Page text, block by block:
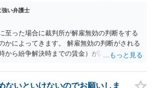
強い弁護士
至った場合に裁判所が解雇無効の判断をする
かによってきます。 解雇無効の判断がされる
から紛争解決時までの賃金）が認められるの
基準は、半年から１年程度の賃金相当額くら
件は、弁護士に具体的な内容について、ご相談
ないといけないのでお願いしま